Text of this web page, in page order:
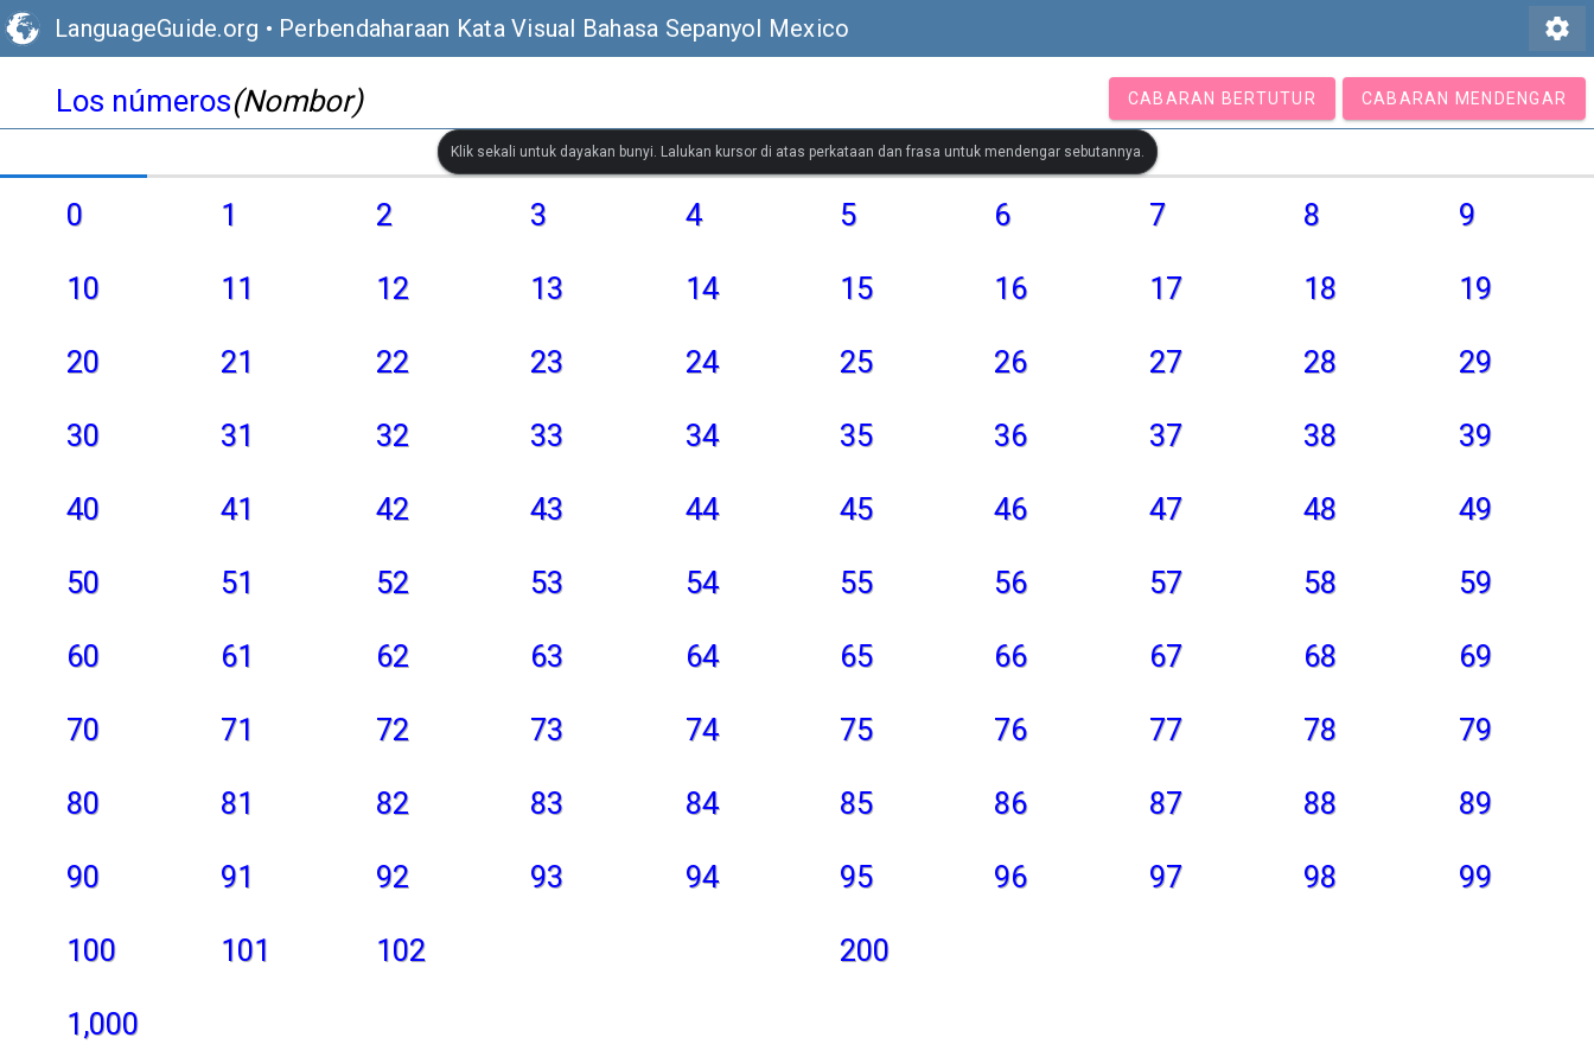
LanguageGuide.org • Perbendaharaan Kata Visual Bahasa Sepanyol Mexico settings
Los números(Nombor) CABARAN BERTUTUR CABARAN MENDENGAR
Klik sekali untuk dayakan bunyi. Lalukan kursor di atas perkataan dan frasa untuk mendengar sebutannya.
0 1 2 3 4 5 6 7 8 9
10 11 12 13 14 15 16 17 18 19
20 21 22 23 24 25 26 27 28 29
30 31 32 33 34 35 36 37 38 39
40 41 42 43 44 45 46 47 48 49
50 51 52 53 54 55 56 57 58 59
60 61 62 63 64 65 66 67 68 69
70 71 72 73 74 75 76 77 78 79
80 81 82 83 84 85 86 87 88 89
90 91 92 93 94 95 96 97 98 99
100 101 102 200
1,000